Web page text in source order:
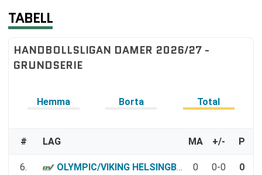
TABELL
HANDBOLLSLIGAN DAMER 2026/27 -
GRUNDSERIE
Hemma Borta Total
# LAG MA +/- P
6. OLYMPIC/VIKING HELSINGBORG HK 0 0-0 0